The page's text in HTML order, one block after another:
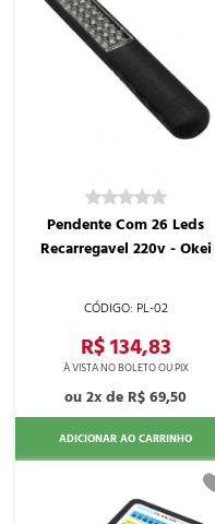
PL-02
Pendente Com 26 Leds
Recarregavel 220v - Okei
R$ 134,83
2x de R$ 69,50
ADICIONAR AO CARRINHO